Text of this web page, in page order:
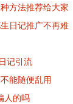
方法推荐给大家
日记推广不再难
记引流
能随便乱用
人的吗